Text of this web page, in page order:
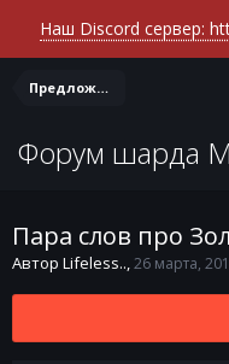
Наш Discord сервер:
Предложения и пожелания
Форум шарда
Пара слов про
Автор Lifeless..,26 марта,